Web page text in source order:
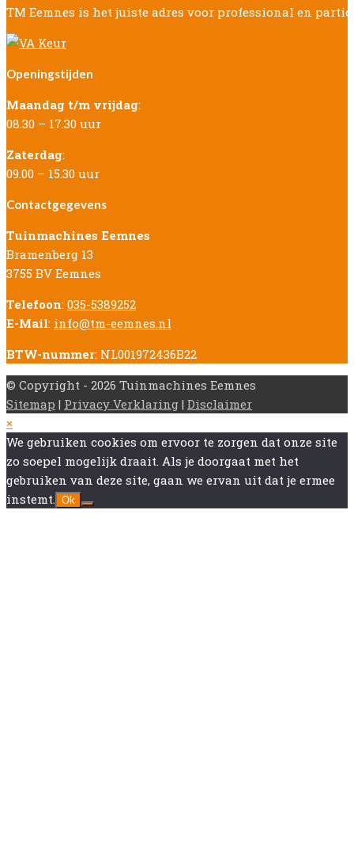
TM Eemnes is het juiste adres voor professional en
Openingstijden
Maandag t/m vrijdag:
08.30 – 17.30 uur
Zaterdag:
09.00 – 15.30 uur
Contactgegevens
Tuinmachines Eemnes
Bramenberg 13
3755 BV Eemnes
Telefoon: 035-5389252
E-Mail: info@tm-eemnes.nl
BTW-nummer: NL001972436B22
© Copyright - 2026 Tuinmachines Eemnes
Sitemap | Privacy Verklaring | Disclaimer
Back
To
Top
×
We gebruiken cookies om ervoor te zorgen dat onze site
zo soepel mogelijk draait. Als je doorgaat met het
gebruiken van deze site, gaan we ervan uit dat je ermee
instemt.
Ok